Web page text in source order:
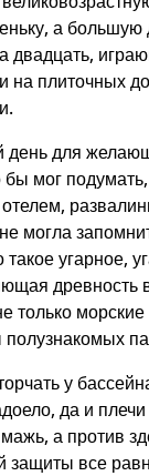
а большую
двадцать,
на плиточных
день для
бы мог подумать,
могла
такое угарное,
древность
только
у
да и
а против
защиты все